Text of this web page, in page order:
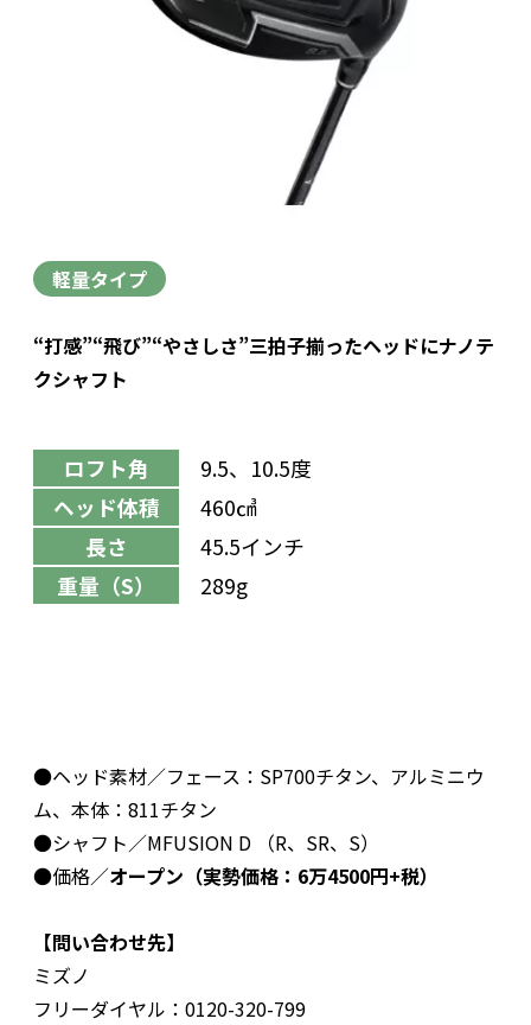
軽量タイプ
“打感”“飛び”“やさしさ”三拍子揃ったヘッドにナノテ
クシャフト
ロフト角
9.5、10.5度
ヘッド体積
460㎤
長さ
45.5インチ
重量（S）
289g
●ヘッド素材／フェース：SP700チタン、アルミニウ
ム、本体：811チタン
●シャフト／MFUSION D （R、SR、S）
●価格／オープン（実勢価格：6万4500円+税）
【問い合わせ先】
ミズノ
フリーダイヤル：0120-320-799